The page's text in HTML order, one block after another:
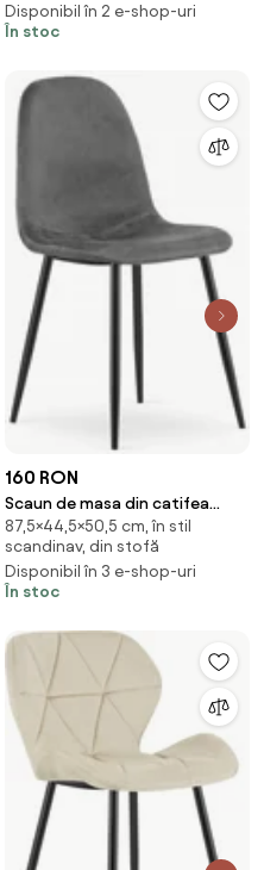
Disponibil în 2 e-shop-uri
În stoc
160 RON
Scaun de masa din catifea
Culoare gri inchis cu picioare
negre, COMO
87,5×44,5×50,5 cm, în stil
scandinav, din stofă
Disponibil în 3 e-shop-uri
În stoc